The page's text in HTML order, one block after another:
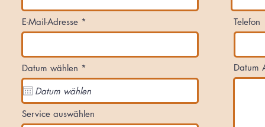
E-Mail-Adresse
Datum wählen *
e
u
i
r
e
Service auswählen
Telefon
Datum